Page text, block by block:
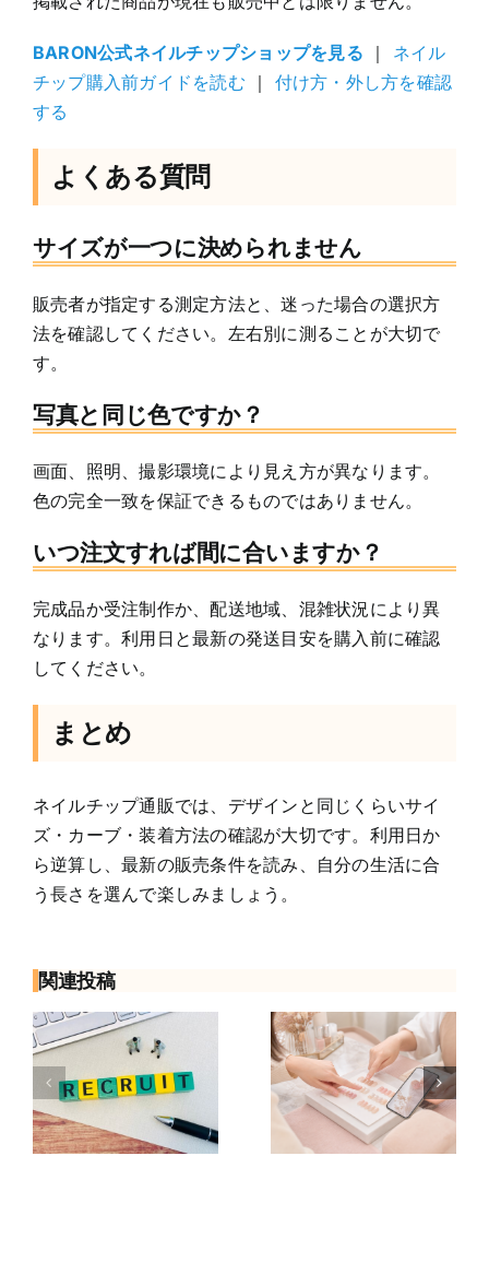
BARON公式ネイルチップショップを見る ｜ ネイル
チップ購入前ガイドを読む ｜ 付け方・外し方を確認
する
よくある質問
サイズが一つに決められません
販売者が指定する測定方法と、迷った場合の選択方
法を確認してください。左右別に測ることが大切で
す。
写真と同じ色ですか？
画面、照明、撮影環境により見え方が異なります。
色の完全一致を保証できるものではありません。
いつ注文すれば間に合いますか？
完成品か受注制作か、配送地域、混雑状況により異
なります。利用日と最新の発送目安を購入前に確認
してください。
まとめ
ネイルチップ通販では、デザインと同じくらいサイ
ズ・カーブ・装着方法の確認が大切です。利用日か
ら逆算し、最新の販売条件を読み、自分の生活に合
う長さを選んで楽しみましょう。
関連投稿
初めてのネイ
ルサロンで何
も決まってな
くても大丈
夫？予約から
ネイリストへ
の転職は何歳
まで？年齢が
不安な人の応
募前チェック7